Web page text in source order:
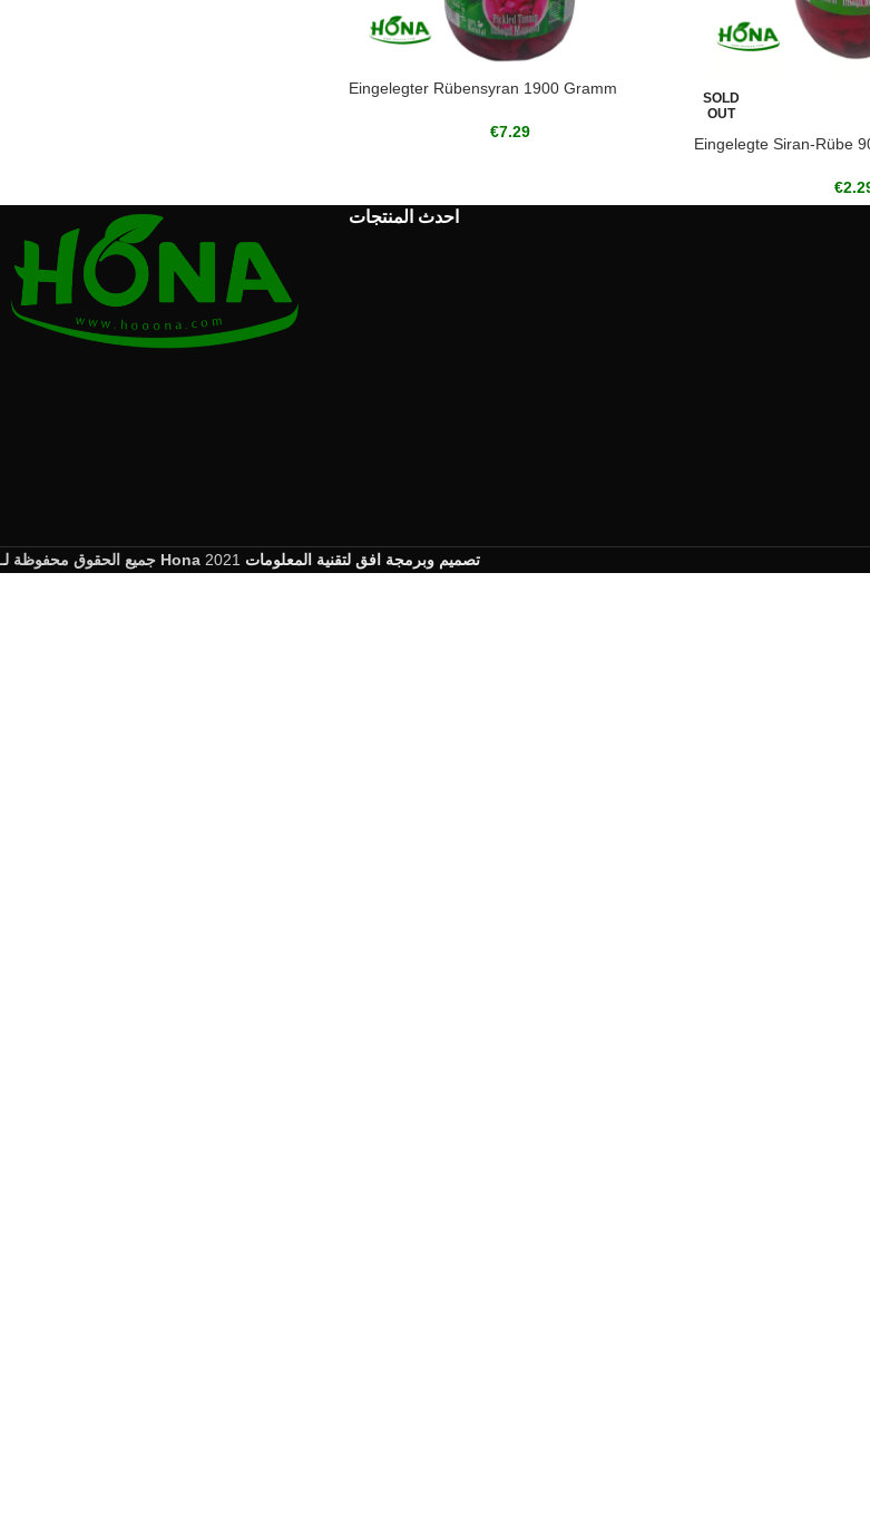
Eingelegter Rübensyran 1900 Gramm
€7.29
SOLD
OUT
Eingelegte Siran-Rübe
€
احدث المنتجات
جميع الحقوق محفوظة لـ Hona 2021 تصميم وبرمجة افق لتقنية المعلومات